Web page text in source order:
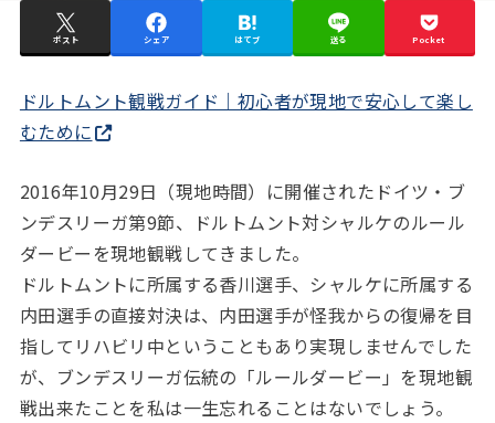
ポスト シェア はてブ 送る Pocket
ドルトムント観戦ガイド｜初心者が現地で安心して楽し
むために
2016年10月29日（現地時間）に開催されたドイツ・ブ
ンデスリーガ第9節、ドルトムント対シャルケのルール
ダービーを現地観戦してきました。
ドルトムントに所属する香川選手、シャルケに所属する
内田選手の直接対決は、内田選手が怪我からの復帰を目
指してリハビリ中ということもあり実現しませんでした
が、ブンデスリーガ伝統の「ルールダービー」を現地観
戦出来たことを私は一生忘れることはないでしょう。